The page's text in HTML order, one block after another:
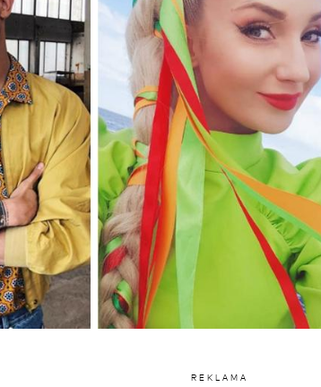
REKLAMA